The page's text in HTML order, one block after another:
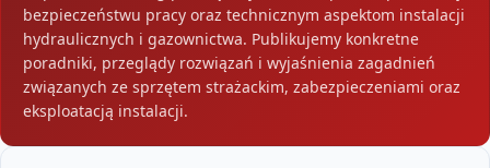
bezpieczeństwu pracy oraz technicznym aspektom instalacji
hydraulicznych i gazownictwa. Publikujemy konkretne
poradniki, przeglądy rozwiązań i wyjaśnienia zagadnień
związanych ze sprzętem strażackim, zabezpieczeniami oraz
eksploatacją instalacji.